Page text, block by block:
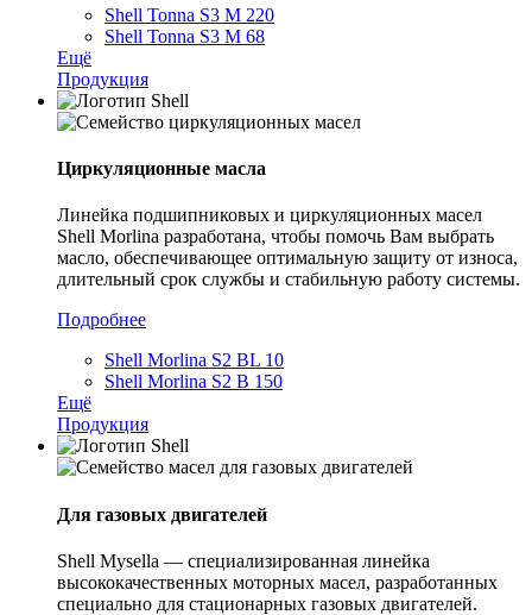
Shell Tonna S3 M 220
Shell Tonna S3 M 68
Ещё
Продукция
Циркуляционные масла
Линейка подшипниковых и циркуляционных масел
Shell Morlina разработана, чтобы помочь Вам выбрать
масло, обеспечивающее оптимальную защиту от износа,
длительный срок службы и стабильную работу системы.
Подробнее
Shell Morlina S2 BL 10
Shell Morlina S2 B 150
Ещё
Продукция
Для газовых двигателей
Shell Mysella — специализированная линейка
высококачественных моторных масел, разработанных
специально для стационарных газовых двигателей.